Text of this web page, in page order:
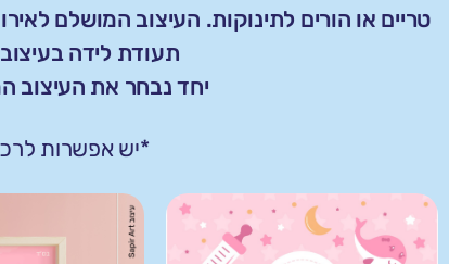
טריים או הורים לתינוקות. העיצוב המושלם
תעודת לידה
יחד נבחר את העיצוב
*יש אפשרות